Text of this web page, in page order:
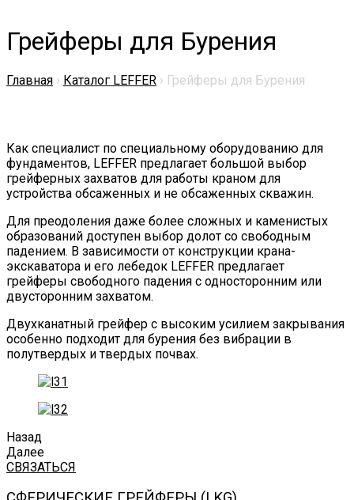
Грейферы для Бурения
Главная › Каталог LEFFER › Грейферы для Бурения
Как специалист по специальному оборудованию для
фундаментов, LEFFER предлагает большой выбор
грейферных захватов для работы краном для
устройства обсаженных и не обсаженных скважин.
Для преодоления даже более сложных и каменистых
образований доступен выбор долот со свободным
падением. В зависимости от конструкции крана-
экскаватора и его лебедок LEFFER предлагает
грейферы свободного падения с односторонним или
двусторонним захватом.
Двухканатный грейфер с высоким усилием закрывания
особенно подходит для бурения без вибрации в
полутвердых и твердых почвах.
Назад
Далее
СВЯЗАТЬСЯ